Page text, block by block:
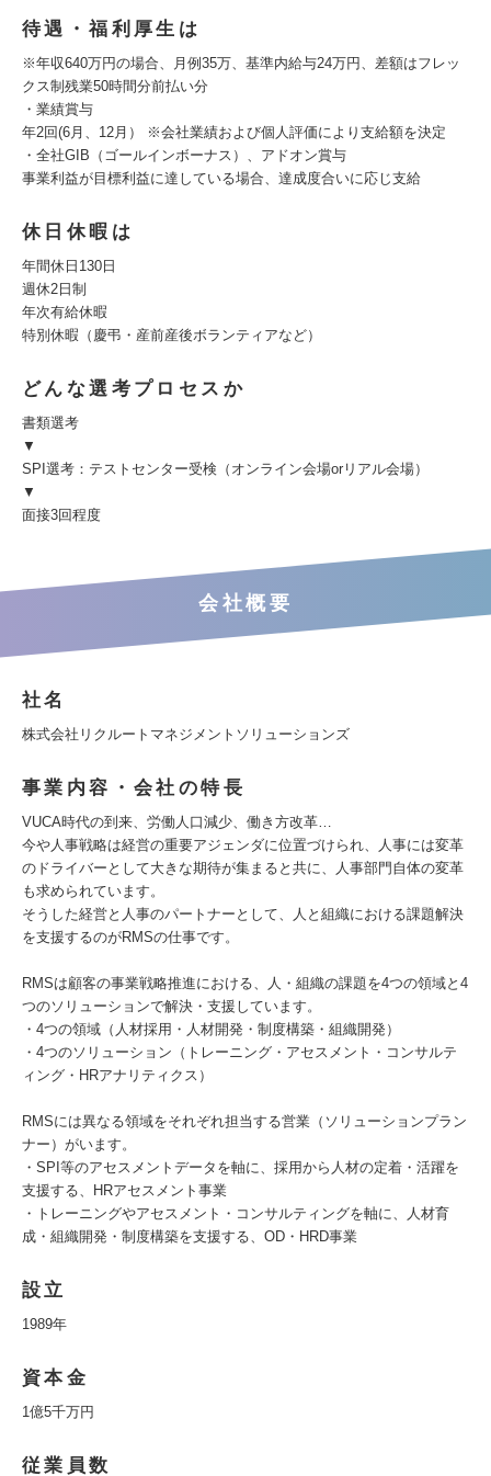
待遇・福利厚生は
※年収640万円の場合、月例35万、基準内給与24万円、差額はフレッ
クス制残業50時間分前払い分
・業績賞与
年2回(6月、12月） ※会社業績および個人評価により支給額を決定
・全社GIB（ゴールインボーナス）、アドオン賞与
事業利益が目標利益に達している場合、達成度合いに応じ支給
休日休暇は
年間休日130日
週休2日制
年次有給休暇
特別休暇（慶弔・産前産後ボランティアなど）
どんな選考プロセスか
書類選考
▼
SPI選考：テストセンター受検（オンライン会場orリアル会場）
▼
面接3回程度
会社概要
社名
株式会社リクルートマネジメントソリューションズ
事業内容・会社の特長
VUCA時代の到来、労働人口減少、働き方改革…
今や人事戦略は経営の重要アジェンダに位置づけられ、人事には変革
のドライバーとして大きな期待が集まると共に、人事部門自体の変革
も求められています。
そうした経営と人事のパートナーとして、人と組織における課題解決
を支援するのがRMSの仕事です。
RMSは顧客の事業戦略推進における、人・組織の課題を4つの領域と4
つのソリューションで解決・支援しています。
・4つの領域（人材採用・人材開発・制度構築・組織開発）
・4つのソリューション（トレーニング・アセスメント・コンサルテ
ィング・HRアナリティクス）
RMSには異なる領域をそれぞれ担当する営業（ソリューションプラン
ナー）がいます。
・SPI等のアセスメントデータを軸に、採用から人材の定着・活躍を
支援する、HRアセスメント事業
・トレーニングやアセスメント・コンサルティングを軸に、人材育
成・組織開発・制度構築を支援する、OD・HRD事業
設立
1989年
資本金
1億5千万円
従業員数